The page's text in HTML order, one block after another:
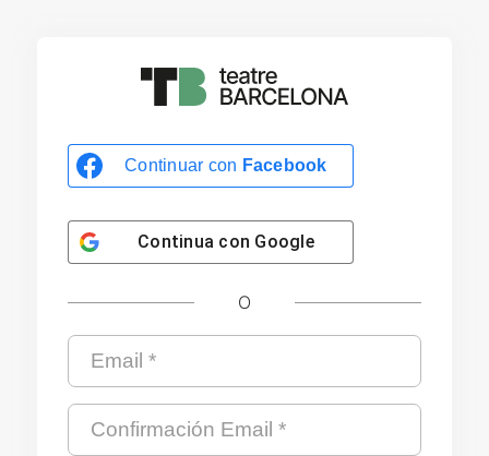
Continuar con Facebook
Continua con Google
O